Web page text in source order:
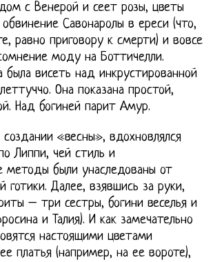
с Венерой и сеет розы, цветы
Савонаролы в ереси (что,
равно приговору к смерти) и вовсе
моду на Боттичелли.
висеть над инкрустированной
Она показана простой,
Над богиней парит Амур.
«весны», вдохновлялся
Липпи, чей стиль и
методы были унаследованы от
готики. Далее, взявшись за руки,
– три сестры, богини веселья и
и Талия). И как замечательно
настоящими цветами
платья (например, на ее вороте),